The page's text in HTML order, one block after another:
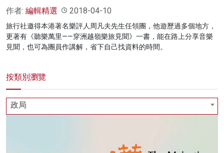
作者: 編輯精選 2018-04-10
旅行社邀得本港著名樂評人周凡夫先生任領團，他遊歷過多個地方，
更著有《聽樂萬里——穿洲越嶺樂旅見聞》一書，能在路上分享音樂
見聞，也可為團員作講解，省下自己找資料的時間。
按類別瀏覽
政局